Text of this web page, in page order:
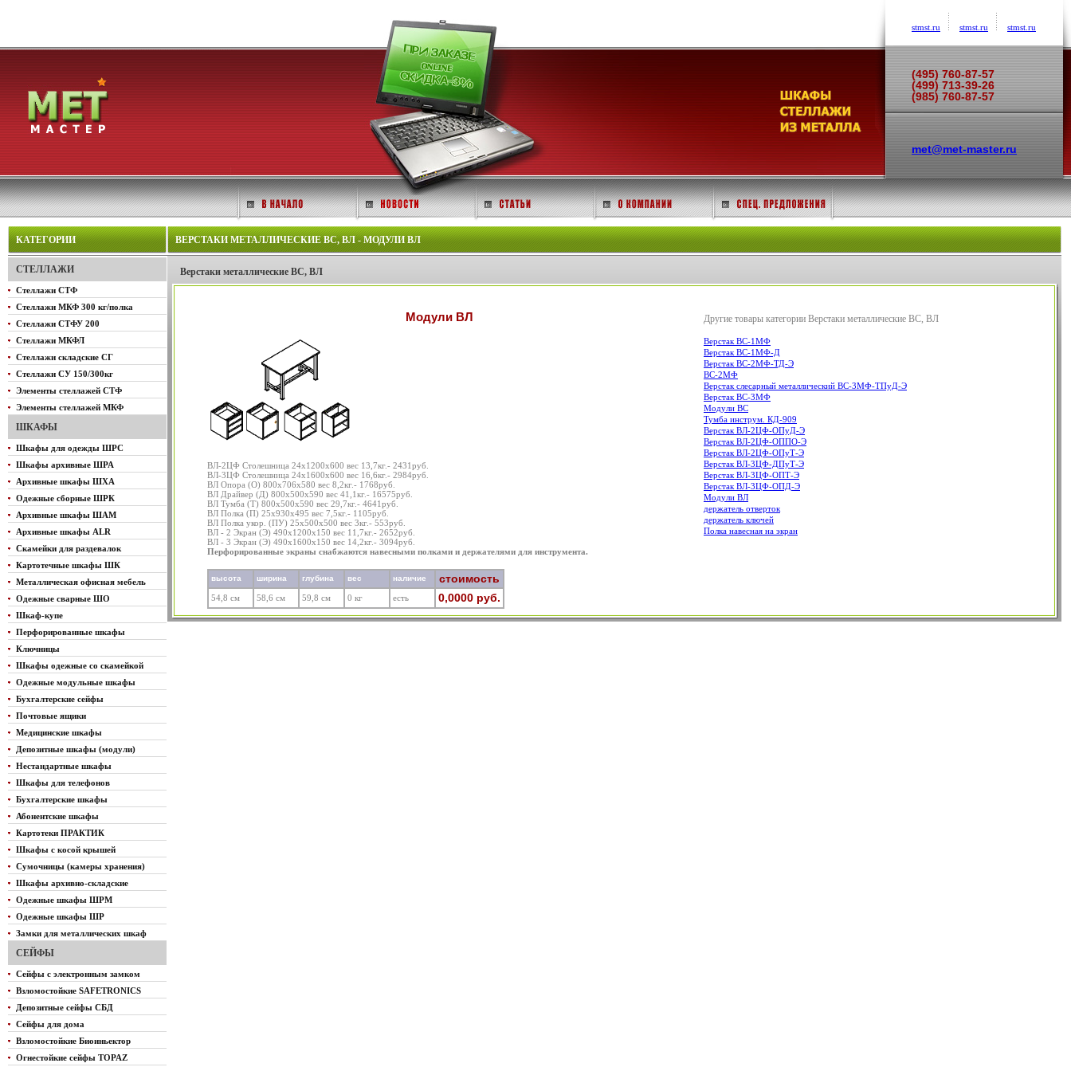
stmst.ru stmst.ru stmst.ru
(495) 760-87-57
(499) 713-39-26
(985) 760-87-57
met@met-master.ru
КАТЕГОРИИ
СТЕЛЛАЖИ
Стеллажи СТФ
Стеллажи МКФ 300 кг/полка
Стеллажи СТФУ 200
Стеллажи МКФЛ
Стеллажи складские СГ
Стеллажи СУ 150/300кг
Элементы стеллажей СТФ
Элементы стеллажей МКФ
ШКАФЫ
Шкафы для одежды ШРС
Шкафы архивные ШРА
Архивные шкафы ШХА
Одежные сборные ШРК
Архивные шкафы ШАМ
Архивные шкафы ALR
Скамейки для раздевалок
Картотечные шкафы ШК
Металлическая офисная мебель
Одежные сварные ШО
Шкаф-купе
Перфорированные шкафы
Ключницы
Шкафы одежные со скамейкой
Одежные модульные шкафы
Бухгалтерские сейфы
Почтовые ящики
Медицинские шкафы
Депозитные шкафы (модули)
Нестандартные шкафы
Шкафы для телефонов
Бухгалтерские шкафы
Абонентские шкафы
Картотеки ПРАКТИК
Шкафы с косой крышей
Сумочницы (камеры хранения)
Шкафы архивно-складские
Одежные шкафы ШРМ
Одежные шкафы ШР
Замки для металлических шкаф
СЕЙФЫ
Сейфы с электронным замком
Взломостойкие SAFETRONICS
Депозитные сейфы СБД
Сейфы для дома
Взломостойкие Биоиньектор
Огнестойкие сейфы TOPAZ
ВЕРСТАКИ МЕТАЛЛИЧЕСКИЕ ВС, ВЛ - МОДУЛИ ВЛ
Верстаки металлические ВС, ВЛ
Модули ВЛ
ВЛ-2ЦФ Столешница 24х1200х600 вес 13,7кг.- 2431руб.
ВЛ-3ЦФ Столешница 24х1600х600 вес 16,6кг.- 2984руб.
ВЛ Опора (О) 800х706х580 вес 8,2кг.- 1768руб.
ВЛ Драйвер (Д) 800х500х590 вес 41,1кг.- 16575руб.
ВЛ Тумба (Т) 800х500х590 вес 29,7кг.- 4641руб.
ВЛ Полка (П) 25х930х495 вес 7,5кг.- 1105руб.
ВЛ Полка укор. (ПУ) 25х500х500 вес 3кг.- 553руб.
ВЛ - 2 Экран (Э) 490х1200х150 вес 11,7кг.- 2652руб.
ВЛ - 3 Экран (Э) 490х1600х150 вес 14,2кг.- 3094руб.
Перфорированные экраны снабжаются навесными полками и держателями для инструмента.
высота ширина глубина вес наличие стоимость
54,8 см 58,6 см 59,8 см 0 кг есть 0,0000 руб.
Другие товары категории Верстаки металлические ВС, ВЛ
Верстак ВС-1МФ
Верстак ВС-1МФ-Д
Верстак ВС-2МФ-ТД-Э
ВС-2МФ
Верстак слесарный металлический ВС-3МФ-ТПуД-Э
Верстак ВС-3МФ
Модули ВС
Тумба инструм. КД-909
Верстак ВЛ-2ЦФ-ОПуД-Э
Верстак ВЛ-2ЦФ-ОППО-Э
Верстак ВЛ-2ЦФ-ОПуТ-Э
Верстак ВЛ-3ЦФ-ДПуТ-Э
Верстак ВЛ-3ЦФ-ОПТ-Э
Верстак ВЛ-3ЦФ-ОПД-Э
Модули ВЛ
держатель отверток
держатель ключей
Полка навесная на экран